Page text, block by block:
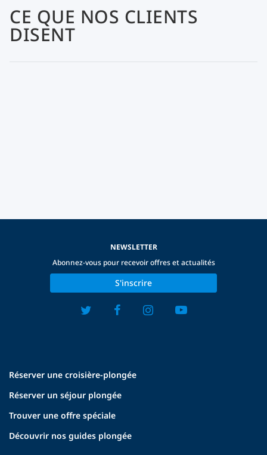
CE QUE NOS CLIENTS
DISENT
Réserver une croisière-plongée
Réserver un séjour plongée
Trouver une offre spéciale
Découvrir nos guides plongée
NEWSLETTER
Abonnez-vous pour recevoir offres et actualités
S'inscrire